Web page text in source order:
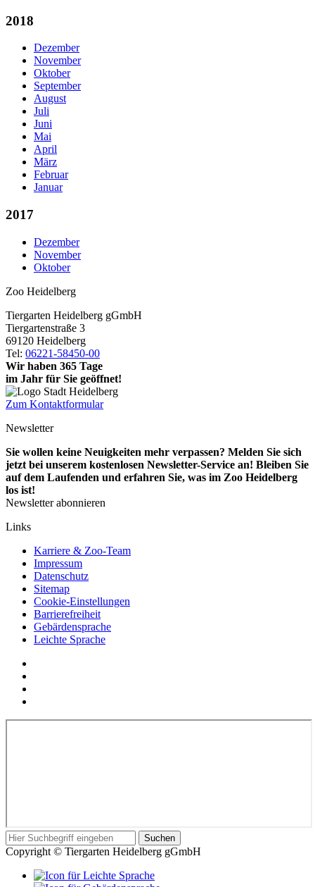
2018
Dezember
November
Oktober
September
August
Juli
Juni
Mai
April
März
Februar
Januar
2017
Dezember
November
Oktober
Zoo Heidelberg
Tiergarten Heidelberg gGmbH
Tiergartenstraße 3
69120 Heidelberg
Tel: 06221-58450-00
Wir haben 365 Tage
im Jahr für Sie geöffnet!
Zum Kontaktformular
Newsletter
Sie wollen keine Neuigkeiten mehr verpassen? Melden Sie sich
jetzt bei unserem kostenlosen Newsletter-Service an! Bleiben Sie
auf dem Laufenden und erfahren Sie, was im Zoo Heidelberg
los ist!
Newsletter abonnieren
Links
Karriere & Zoo-Team
Impressum
Datenschutz
Sitemap
Cookie-Einstellungen
Barrierefreiheit
Gebärdensprache
Leichte Sprache
Social
Media
In
diesem
Formular
können
Suchbegriff Suchen
Copyright © Tiergarten Heidelberg gGmbH
Leichte